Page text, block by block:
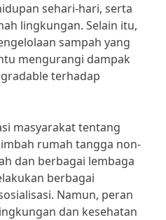
sehari-hari, serta
lingkungan. Selain itu,
sampah yang
mengurangi dampak
terhadap
masyarakat tentang
rumah tangga non-
dan berbagai lembaga
berbagai
Namun, peran
dan kesehatan